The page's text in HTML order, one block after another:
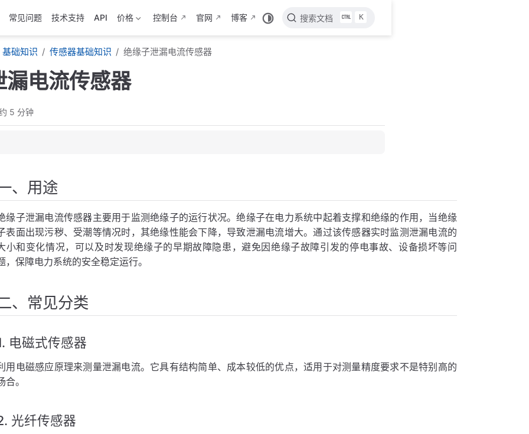
常见问题 技术支持 API 价格 控制台 官网 博客 搜索文档 K
基础知识 传感器基础知识 绝缘子泄漏电流传感器
漏电流传感器
5 分钟
、用途
缘子泄漏电流传感器主要用于监测绝缘子的运行状况。绝缘子在电力系统中起着支撑和绝缘的作用，当绝缘
表面出现污秽、受潮等情况时，其绝缘性能会下降，导致泄漏电流增大。通过该传感器实时监测泄漏电流的
小和变化情况，可以及时发现绝缘子的早期故障隐患，避免因绝缘子故障引发的停电事故、设备损坏等问
，保障电力系统的安全稳定运行。
、常见分类
电磁式传感器
用电磁感应原理来测量泄漏电流。它具有结构简单、成本较低的优点，适用于对测量精度要求不是特别高的
合。
光纤传感器